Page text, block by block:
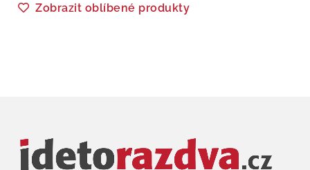
Zobrazit oblíbené produkty